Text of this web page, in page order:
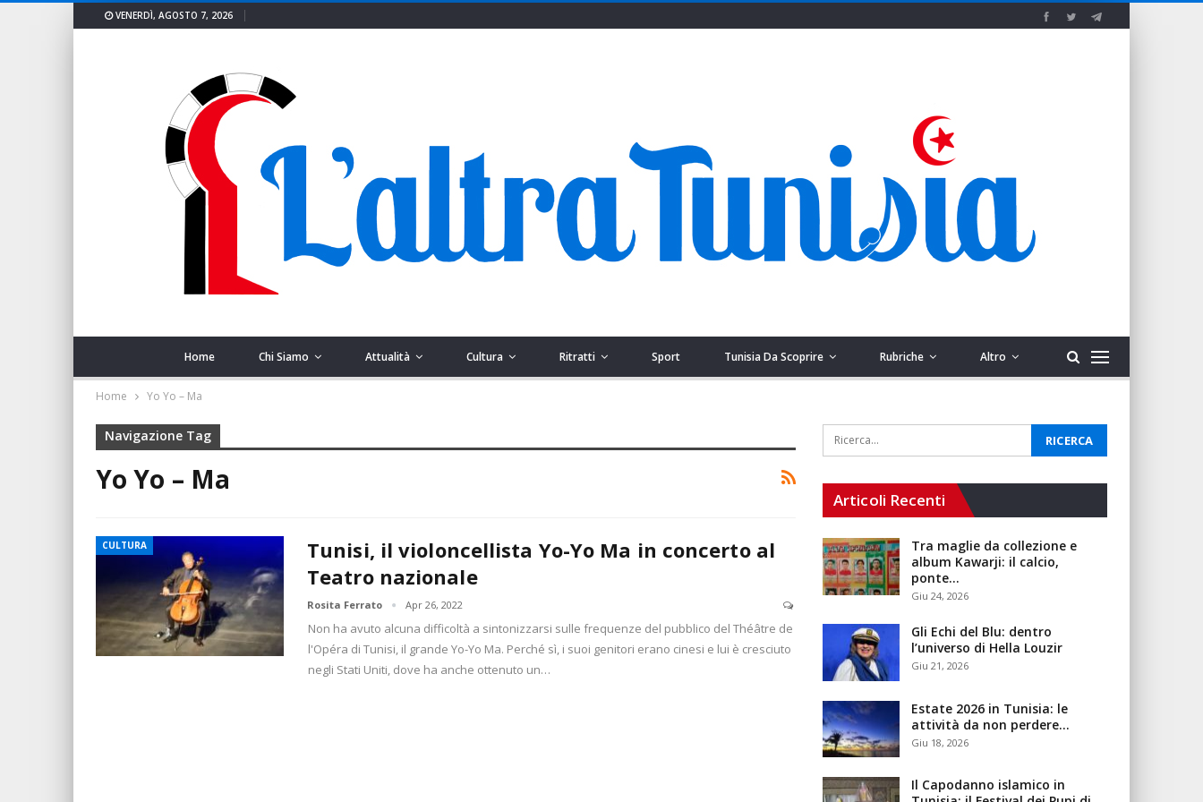
VENERDÌ, AGOSTO 7, 2026
Home Chi Siamo Attualità Cultura Ritratti Sport Tunisia Da Scoprire Rubriche Altro
Home Yo Yo – Ma
Navigazione Tag
Yo Yo – Ma
CULTURA
Tunisi, il violoncellista Yo-Yo Ma in concerto al
Teatro nazionale
Rosita Ferrato Apr 26, 2022
Non ha avuto alcuna difficoltà a sintonizzarsi sulle frequenze del pubblico del Théâtre de
l'Opéra di Tunisi, il grande Yo-Yo Ma. Perché sì, i suoi genitori erano cinesi e lui è cresciuto
negli Stati Uniti, dove ha anche ottenuto un…
Articoli Recenti
Tra maglie da collezione e
album Kawarji: il calcio,
ponte…
Giu 24, 2026
Gli Echi del Blu: dentro
l’universo di Hella Louzir
Giu 21, 2026
Estate 2026 in Tunisia: le
attività da non perdere…
Giu 18, 2026
Il Capodanno islamico in